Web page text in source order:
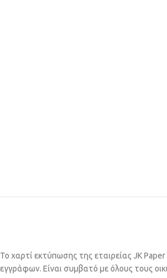
Το χαρτί εκτύπωσης της εταιρείας JK
εγγράφων. Είναι συμβατό με όλους τους